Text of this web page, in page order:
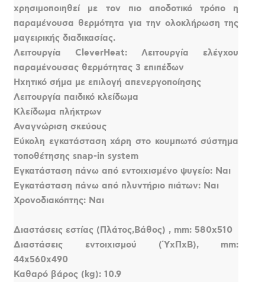
χρησιμοποιηθεί με τον πιο αποδοτικό τρόπο η
παραμένουσα θερμότητα για την ολοκλήρωση της
μαγειρικής διαδικασίας.
Λειτουργία CleverHeat: Λειτουργία ελέγχου
παραμένουσας θερμότητας 3 επιπέδων
Ηχητικό σήμα με επιλογή απενεργοποίησης
Λειτουργία παιδικό κλείδωμα
Κλείδωμα πλήκτρων
Αναγνώριση σκεύους
Εύκολη εγκατάσταση χάρη στο κουμπωτό σύστημα
τοποθέτησης snap-in system
Εγκατάσταση πάνω από εντοιχισμένο ψυγείο: Ναι
Εγκατάσταση πάνω από πλυντήριο πιάτων: Ναι
Χρονοδιακόπτης: Ναι
Διαστάσεις εστίας (Πλάτος,Βάθος) , mm: 580x510
Διαστάσεις εντοιχισμού (ΎxΠxΒ), mm:
44x560x490
Καθαρό βάρος (kg): 10.9